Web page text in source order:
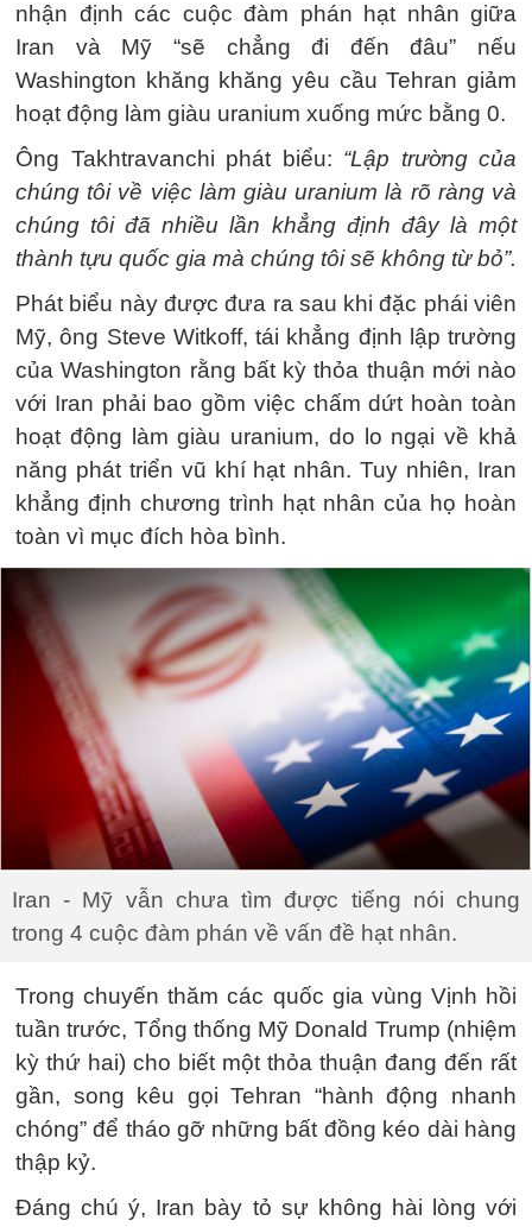
nhận định các cuộc đàm phán hạt nhân giữa
Iran và Mỹ “sẽ chẳng đi đến đâu” nếu
Washington khăng khăng yêu cầu Tehran giảm
hoạt động làm giàu uranium xuống mức bằng 0.
Ông Takhtravanchi phát biểu: “Lập trường của
chúng tôi về việc làm giàu uranium là rõ ràng và
chúng tôi đã nhiều lần khẳng định đây là một
thành tựu quốc gia mà chúng tôi sẽ không từ bỏ”.
Phát biểu này được đưa ra sau khi đặc phái viên
Mỹ, ông Steve Witkoff, tái khẳng định lập trường
của Washington rằng bất kỳ thỏa thuận mới nào
với Iran phải bao gồm việc chấm dứt hoàn toàn
hoạt động làm giàu uranium, do lo ngại về khả
năng phát triển vũ khí hạt nhân. Tuy nhiên, Iran
khẳng định chương trình hạt nhân của họ hoàn
toàn vì mục đích hòa bình.
Iran - Mỹ vẫn chưa tìm được tiếng nói chung
trong 4 cuộc đàm phán về vấn đề hạt nhân.
Trong chuyến thăm các quốc gia vùng Vịnh hồi
tuần trước, Tổng thống Mỹ Donald Trump (nhiệm
kỳ thứ hai) cho biết một thỏa thuận đang đến rất
gần, song kêu gọi Tehran “hành động nhanh
chóng” để tháo gỡ những bất đồng kéo dài hàng
thập kỷ.
Đáng chú ý, Iran bày tỏ sự không hài lòng với